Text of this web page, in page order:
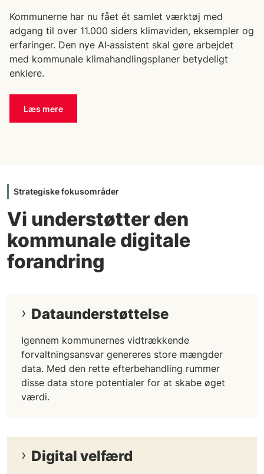
Kommunerne har nu fået ét samlet værktøj med
adgang til over 11.000 siders klimaviden, eksempler og
erfaringer. Den nye AI‑assistent skal gøre arbejdet
med kommunale klimahandlingsplaner betydeligt
enklere.
Læs mere
Strategiske fokusområder
Vi understøtter den
kommunale digitale
forandring
Dataunderstøttelse
Igennem kommunernes vidtrækkende
forvaltningsansvar genereres store mængder
data. Med den rette efterbehandling rummer
disse data store potentialer for at skabe øget
værdi.
Digital velfærd